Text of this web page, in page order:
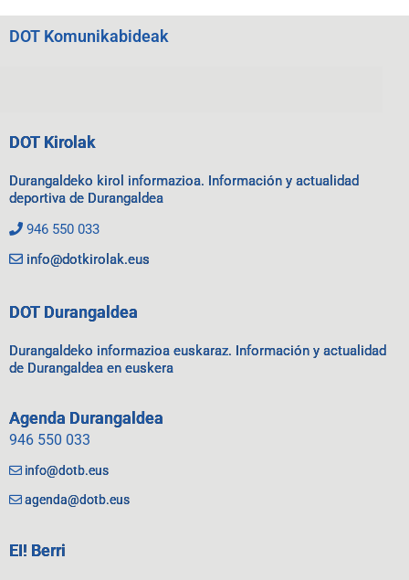
DOT Komunikabideak
DOT Kirolak
Durangaldeko kirol informazioa. Información y actualidad
deportiva de Durangaldea
946 550 033
info@dotkirolak.eus
DOT Durangaldea
Durangaldeko informazioa euskaraz. Información y actualidad
de Durangaldea en euskera
Agenda Durangaldea
946 550 033
info@dotb.eus
agenda@dotb.eus
EI! Berri